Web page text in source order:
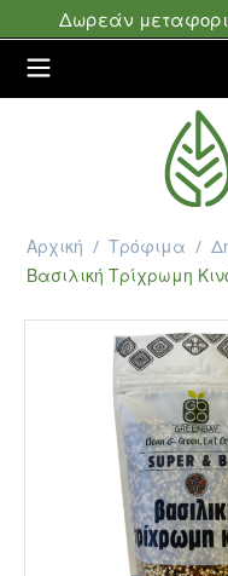
Δωρεάν
Αρχική / Τρόφιμα /
Βασιλική Τρίχρωμη